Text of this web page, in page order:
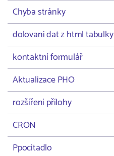
Chyba stránky
dolovani dat z html tabulky
kontaktní formulář
Aktualizace PHO
rozšíření přílohy
CRON
Ppocitadlo